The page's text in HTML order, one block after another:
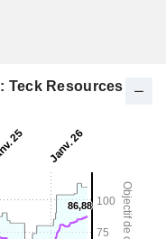
Teck Resources